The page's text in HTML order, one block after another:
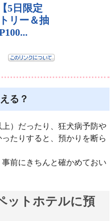
る？
）だったり、狂犬病予防や
たりすると、預かりを断ら
前にきちんと確かめておい
ットホテルに預